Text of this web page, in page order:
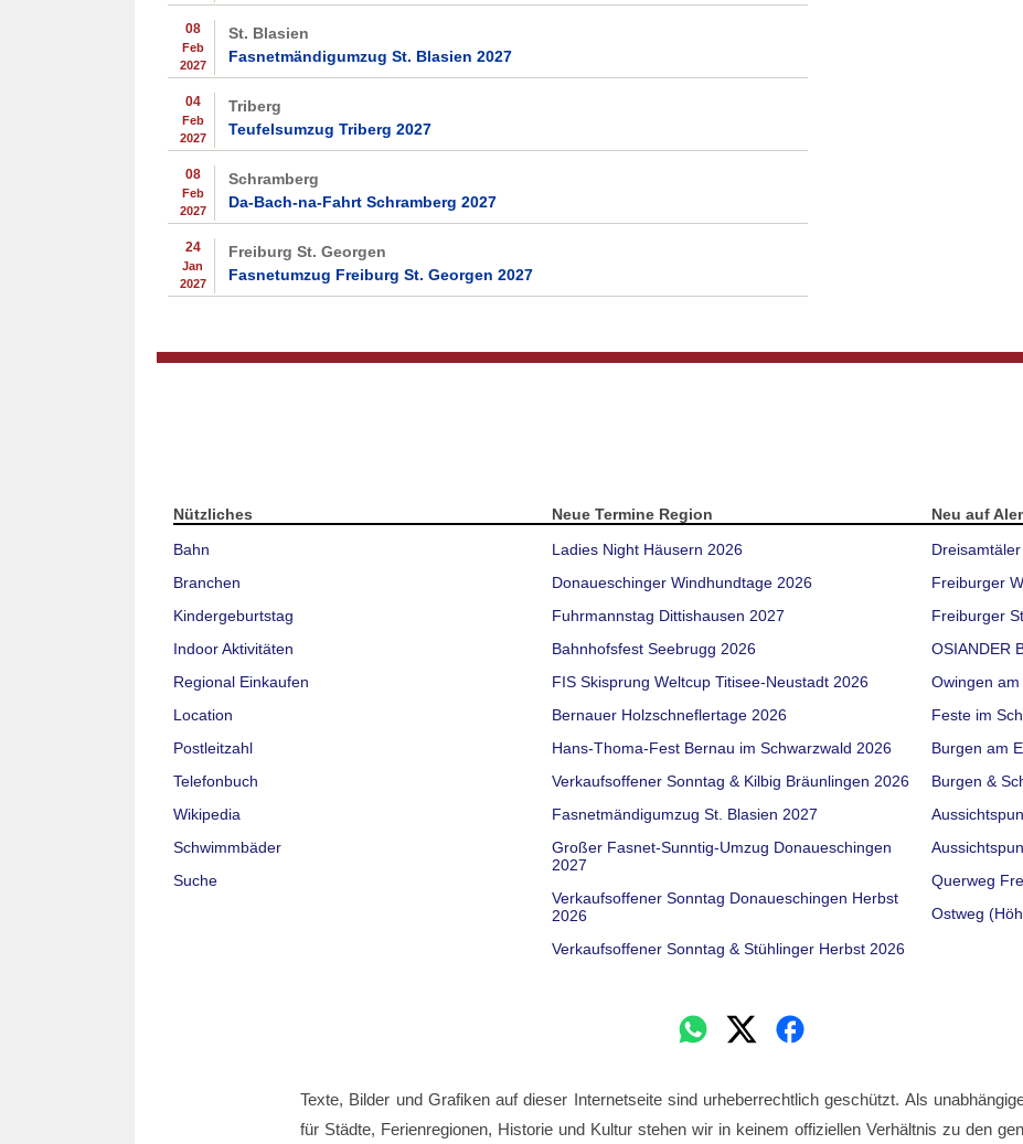
08
Feb
2027
St. Blasien
Fasnetmändigumzug St. Blasien 2027
04
Feb
2027
Triberg
Teufelsumzug Triberg 2027
08
Feb
2027
Schramberg
Da-Bach-na-Fahrt Schramberg 2027
24
Jan
2027
Freiburg St. Georgen
Fasnetumzug Freiburg St. Georgen 2027
Nützliches
Bahn
Branchen
Kindergeburtstag
Indoor Aktivitäten
Regional Einkaufen
Location
Postleitzahl
Telefonbuch
Wikipedia
Schwimmbäder
Suche
Neue Termine Region
Ladies Night Häusern 2026
Donaueschinger Windhundtage 2026
Fuhrmannstag Dittishausen 2027
Bahnhofsfest Seebrugg 2026
FIS Skisprung Weltcup Titisee-Neustadt 2026
Bernauer Holzschneflertage 2026
Hans-Thoma-Fest Bernau im Schwarzwald 2026
Verkaufsoffener Sonntag & Kilbig Bräunlingen 2026
Fasnetmändigumzug St. Blasien 2027
Großer Fasnet-Sunntig-Umzug Donaueschingen
2027
Verkaufsoffener Sonntag Donaueschingen Herbst
2026
Verkaufsoffener Sonntag & Stühlinger Herbst 2026
Neu auf
Freiburger
Freiburger
OSIANDER
Owingen
Feste im
Burgen am
Burgen &
Querweg
Ostweg
Texte, Bilder und Grafiken auf dieser Internetseite sind urheberrechtlich geschützt. Als
für Städte, Ferienregionen, Historie und Kultur stehen wir in keinem offiziellen Verhältnis zu den